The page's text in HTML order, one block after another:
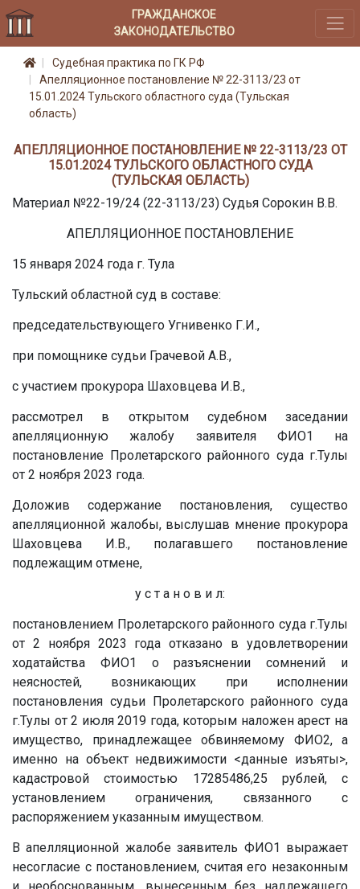
ГРАЖДАНСКОЕ
ЗАКОНОДАТЕЛЬСТВО
Судебная практика по ГК РФ
Апелляционное постановление № 22-3113/23 от
15.01.2024 Тульского областного суда (Тульская
область)
АПЕЛЛЯЦИОННОЕ ПОСТАНОВЛЕНИЕ № 22-3113/23 ОТ
15.01.2024 ТУЛЬСКОГО ОБЛАСТНОГО СУДА
(ТУЛЬСКАЯ ОБЛАСТЬ)
Материал №22-19/24 (22-3113/23) Судья Сорокин В.В.
АПЕЛЛЯЦИОННОЕ ПОСТАНОВЛЕНИЕ
15 января 2024 года г. Тула
Тульский областной суд в составе:
председательствующего Угнивенко Г.И.,
при помощнике судьи Грачевой А.В.,
с участием прокурора Шаховцева И.В.,
рассмотрел в открытом судебном заседании
апелляционную жалобу заявителя ФИО1 на
постановление Пролетарского районного суда г.Тулы
от 2 ноября 2023 года.
Доложив содержание постановления, существо
апелляционной жалобы, выслушав мнение прокурора
Шаховцева И.В., полагавшего постановление
подлежащим отмене,
у с т а н о в и л:
постановлением Пролетарского районного суда г.Тулы
от 2 ноября 2023 года отказано в удовлетворении
ходатайства ФИО1 о разъяснении сомнений и
неясностей, возникающих при исполнении
постановления судьи Пролетарского районного суда
г.Тулы от 2 июля 2019 года, которым наложен арест на
имущество, принадлежащее обвиняемому ФИО2, а
именно на объект недвижимости <данные изъяты>,
кадастровой стоимостью 17285486,25 рублей, с
установлением ограничения, связанного с
распоряжением указанным имуществом.
В апелляционной жалобе заявитель ФИО1 выражает
несогласие с постановлением, считая его незаконным